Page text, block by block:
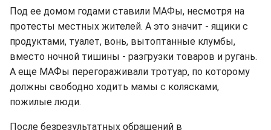
Под ее домом годами ставили МАФы, несмотря на
протесты местных жителей. А это значит - ящики с
продуктами, туалет, вонь, вытоптанные клумбы,
вместо ночной тишины - разгрузки товаров и ругань.
А еще МАФы перегораживали тротуар, по которому
должны свободно ходить мамы с колясками,
пожилые люди.
После безрезультатных обращений в